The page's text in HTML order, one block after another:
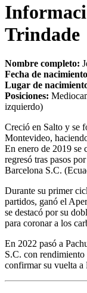
Trindade
Nombre completo:
Fecha de
Lugar de
Posiciones:
izquierdo)
Creció en Salto y se
Montevideo,
En enero de 2019 se
regresó tras pasos
Barcelona S.C.
Durante su primer
partidos, ganó el
se destacó por su
para coronar a los
En 2022 pasó a
S.C. con
confirmar su vuelta a